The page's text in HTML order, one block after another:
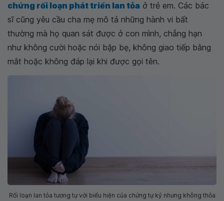
chứng rối loạn phát triển lan tỏa ở trẻ em. Các bác
sĩ cũng yêu cầu cha mẹ mô tả những hành vi bất
thường mà họ quan sát được ở con mình, chẳng hạn
như không cười hoặc nói bập bẹ, không giao tiếp bằng
mắt hoặc không đáp lại khi được gọi tên.
Rối loạn lan tỏa tương tự với biểu hiện của chứng tự kỷ nhưng không thỏa